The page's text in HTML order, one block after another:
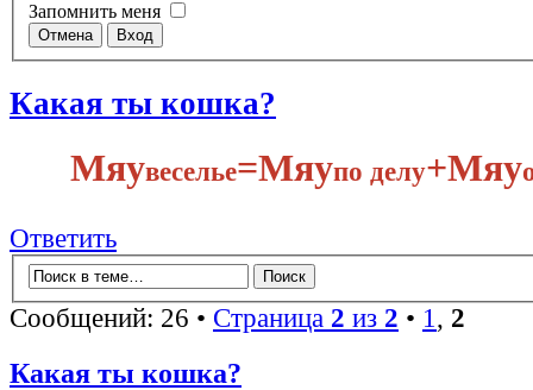
Запомнить меня
Какая ты кошка?
Мяувеселье​=Мяупо делу​+Мяу
Ответить
Сообщений: 26 • Страница 2 из 2 • 1 , 2
Какая ты кошка?